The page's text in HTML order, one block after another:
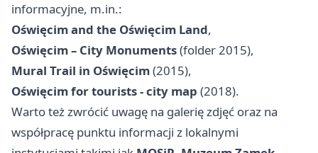
informacyjne, m.in.:
Oświęcim and the Oświęcim Land,
Oświęcim – City Monuments(folder 2015),
Mural Trail in Oświęcim(2015),
Oświęcim for tourists - city map (2018).
Warto też zwrócić uwagę na galerię zdjęć oraz na
współpracę punktu informacji z lokalnymi